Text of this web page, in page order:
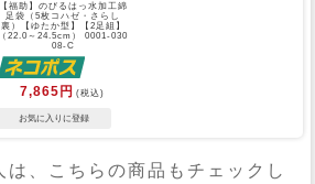
【福助】のびるはっ水加工綿
足袋（5枚コハゼ・さらし
裏）【ゆたか型】【2足組】
（22.0～24.5cm） 0001-030
08-C
7,865円 (税込)
は、こちらの商品もチェックし